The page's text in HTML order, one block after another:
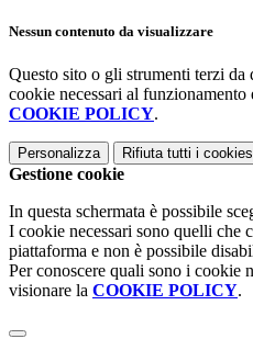
Nessun contenuto da visualizzare
Questo sito o gli strumenti terzi
cookie necessari al
COOKIE POLICY.
Personalizza Rifiuta tutti i cookies
Gestione cookie
In questa schermata è possibile
I cookie necessari sono quelli che
piattaforma e non è possibile
Per conoscere quali sono i cookie
visionare la COOKIE POLICY.